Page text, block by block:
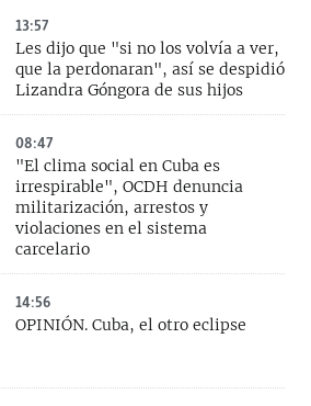
13:57
Les dijo que "si no los volvía a ver,
que la perdonaran", así se despidió
Lizandra Góngora de sus hijos
08:47
"El clima social en Cuba es
irrespirable", OCDH denuncia
militarización, arrestos y
violaciones en el sistema
carcelario
14:56
OPINIÓN. Cuba, el otro eclipse